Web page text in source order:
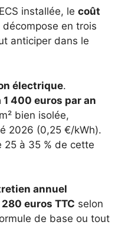
installée, le coût
décompose en trois
anticiper dans le
électrique.
1 400 euros par an
bien isolée,
2026 (0,25 €/kWh).
25 à 35 % de cette
annuel
euros TTC selon
de base ou tout